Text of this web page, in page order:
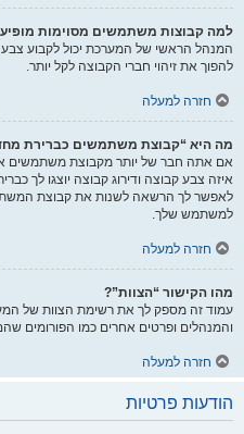
למה קבוצות משתמשים מסוימות
המנהל הראשי של המערכת יכול לקבוע
להפוך את זיהוי חברי הקבוצה לקל יותר.
חזרה למעלה
מה היא “קבוצת משתמשים כברירת
אם אתה חבר של יותר מקבוצת משתמשים
איזה צבע קבוצה ודירוג קבוצה יוצגו לך
לאפשר לך הרשאה לשנות את קבוצת
למשתמש שלך.
חזרה למעלה
מהו הקישור “הצוות”?
עמוד זה מספק לך את רשימת הצוות של
והמנהלים ופרטים אחרים כמו הפורומים
חזרה למעלה
הודעות פרטיות